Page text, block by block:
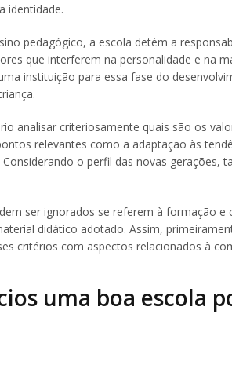
identidade.
pedagógico, a escola detém a
que interferem na personalidade e na
instituição para essa fase do
analisar criteriosamente quais são os
relevantes como a adaptação às
o perfil das novas gerações,
ser ignorados se referem à formação e
didático adotado. Assim,
critérios com aspectos relacionados à
uma boa escola